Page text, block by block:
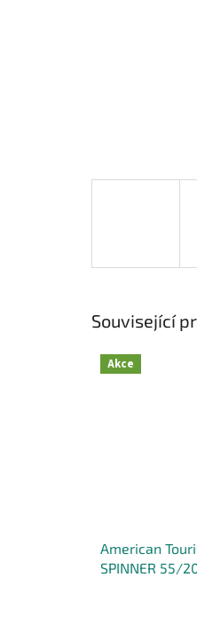
Související
Akce
American
SPINNER 55/